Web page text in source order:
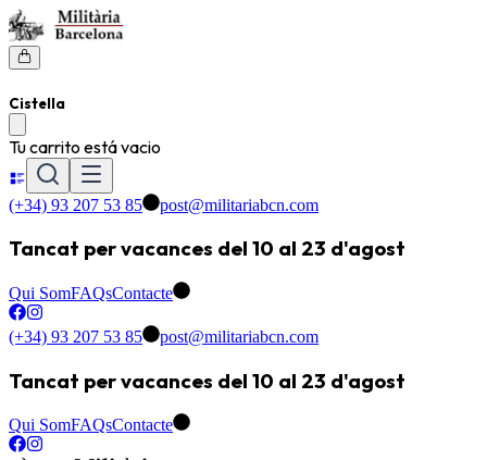
Cistella
Tu carrito está vacio
(+34) 93 207 53 85 post@militariabcn.com
Tancat per vacances del 10 al 23 d'agost
Qui SomFAQsContacte
(+34) 93 207 53 85 post@militariabcn.com
Tancat per vacances del 10 al 23 d'agost
Qui SomFAQsContacte